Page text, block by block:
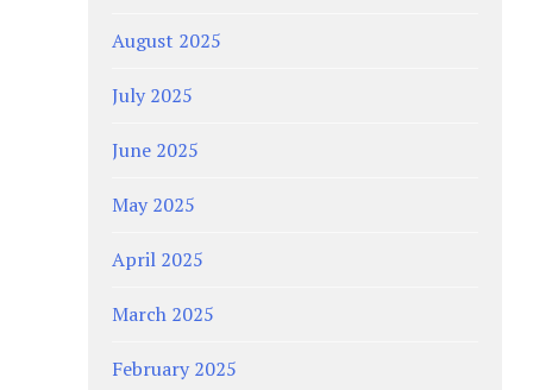
August 2025
July 2025
June 2025
May 2025
April 2025
March 2025
February 2025